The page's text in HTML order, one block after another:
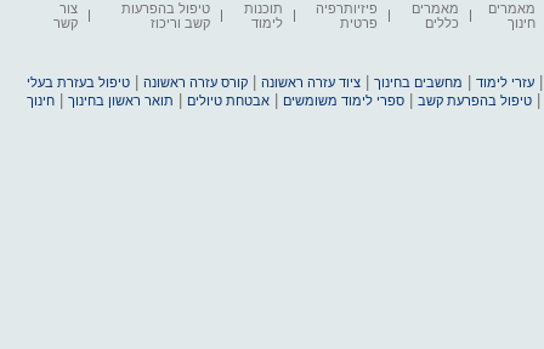
מאמרים
חינוך
מאמרים
כללים
פיזיותרפיה
פרטית
תוכנות
לימוד
טיפול בהפרעות
קשב וריכוז
צור
קשר
עזרי לימוד מחשבים בחינוך |ציוד עזרה ראשונה |קורס עזרה ראשונה |טיפול בעזרת בעלי
|טיפול בהפרעת קשב |ספרי לימוד משומשים |אבטחת טיולים תואר ראשון בחינוך |חינוך